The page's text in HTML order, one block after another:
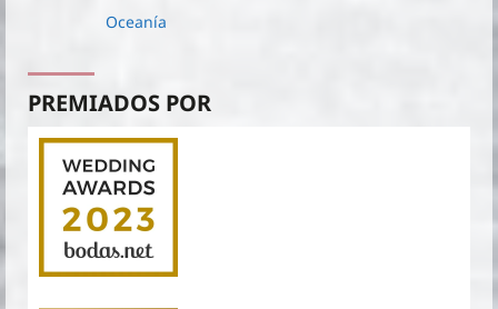
Oceanía
PREMIADOS POR